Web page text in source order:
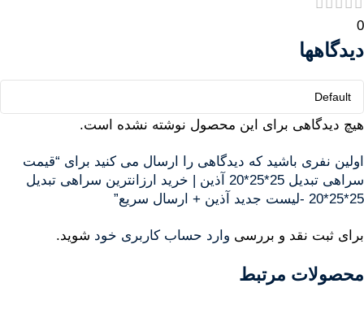
0
دیدگاهها
هیچ دیدگاهی برای این محصول نوشته نشده است.
اولین نفری باشید که دیدگاهی را ارسال می کنید برای “قیمت
سراهی تبدیل 25*25*20 آذین | خرید ارزانترین سراهی تبدیل
25*25*20 -لیست جدید آذین + ارسال سریع”
برای ثبت نقد و بررسی وارد حساب کاربری خود شوید.
محصولات مرتبط